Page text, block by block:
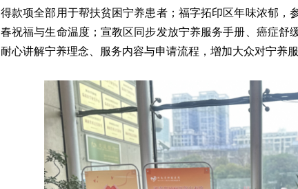
得款项全部用于帮扶贫困宁养患者；福字拓印区年味浓郁，
春祝福与生命温度；宣教区同步发放宁养服务手册、癌症舒
耐心讲解宁养理念、服务内容与申请流程，增加大众对宁养服